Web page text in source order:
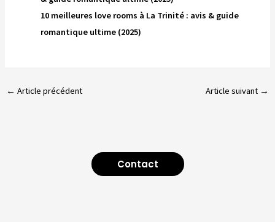
10 meilleures love rooms à La Trinité : avis & guide
romantique ultime (2025)
← Article précédent Article suivant →
Contact